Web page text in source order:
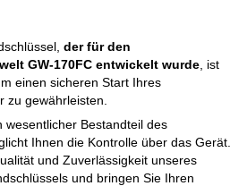
der für den
GW-170FC entwickelt wurde , ist
einen sicheren Start Ihres
zu gewährleisten.
wesentlicher Bestandteil des
Ihnen die Kontrolle über das Gerät.
und Zuverlässigkeit unseres
und bringen Sie Ihren